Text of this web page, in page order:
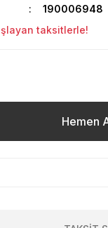
190006948
taksitlerle!
Hemen